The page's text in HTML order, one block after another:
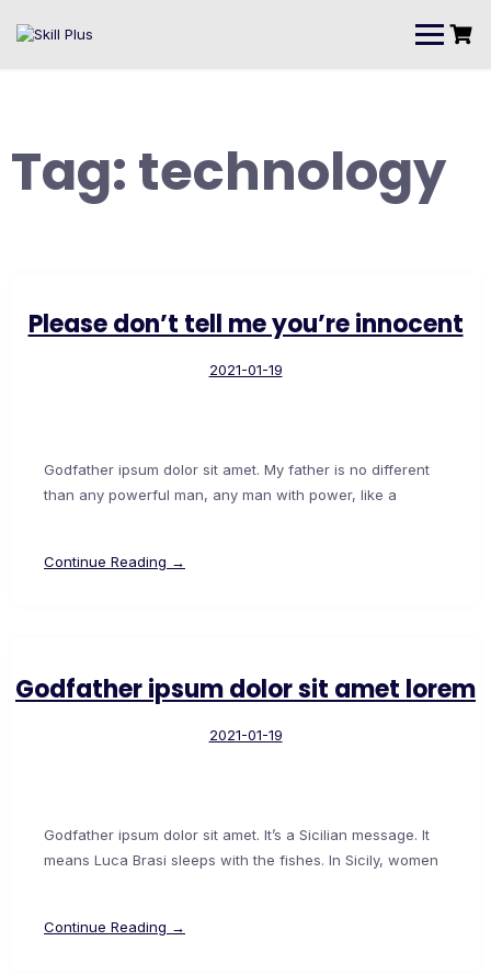
Tag:technology
Please don’t tell me you’re innocent
2021-01-19
Godfather ipsum dolor sit amet. My father is no different
than any powerful man, any man with power, like a
Continue Reading →
Godfather ipsum dolor sit amet lorem
2021-01-19
Godfather ipsum dolor sit amet. It’s a Sicilian message. It
means Luca Brasi sleeps with the fishes. In Sicily, women
Continue Reading →